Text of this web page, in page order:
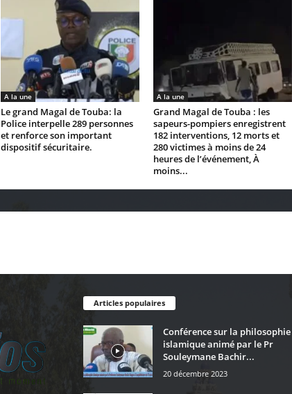
A la une
Le grand Magal de Touba: la
Police interpelle 289 personnes
et renforce son important
dispositif sécuritaire.
A la une
Grand Magal de Touba : les
sapeurs-pompiers enregistrent
182 interventions, 12 morts et
280 victimes à moins de 24
heures de l’événement, À
moins...
Articles populaires
Conférence sur la philosophie
islamique animé par le Pr
Souleymane Bachir...
20 décembre 2023